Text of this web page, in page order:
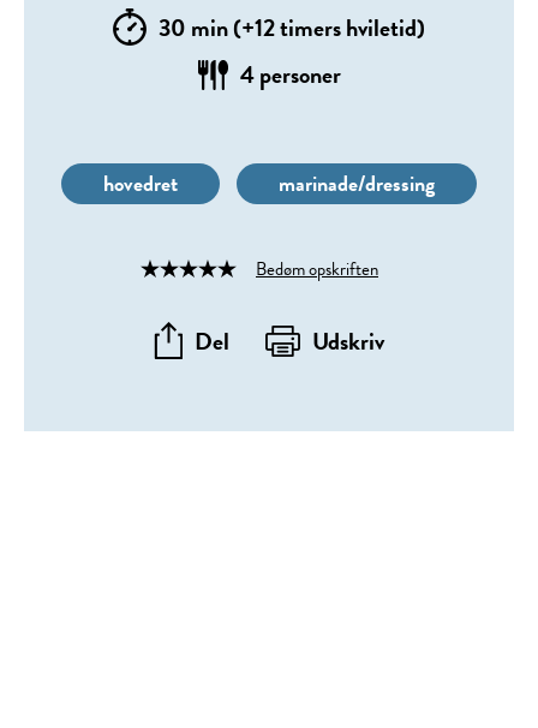
30 min (+12 timers hviletid)
4 personer
hovedret marinade/dressing
Rated
out
Bedøm opskriften
Del Udskriv